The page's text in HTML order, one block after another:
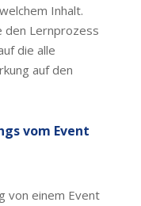
Inhalt.
den Lernprozess
die alle
auf den
vom Event
von einem Event